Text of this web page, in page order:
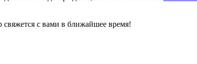
свяжется с вами в ближайшее время!